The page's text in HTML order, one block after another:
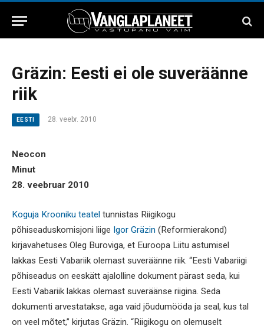
Gräzin: Eesti ei ole suveräänne
riik
EESTI 28. veebr. 2010
Neocon
Minut
28. veebruar 2010
Koguja Krooniku teatel tunnistas Riigikogu
põhiseaduskomisjoni liige Igor Gräzin (Reformierakond)
kirjavahetuses Oleg Buroviga, et Euroopa Liitu astumisel
lakkas Eesti Vabariik olemast suveräänne riik. “Eesti Vabariigi
põhiseadus on eeskätt ajalolline dokument pärast seda, kui
Eesti Vabariik lakkas olemast suveräänse riigina. Seda
dokumenti arvestatakse, aga vaid jõudumööda ja seal, kus tal
on veel mõtet,” kirjutas Gräzin. “Riigikogu on olemuselt